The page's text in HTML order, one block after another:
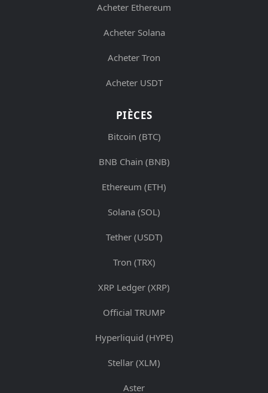
Acheter Ethereum
Acheter Solana
Acheter Tron
Acheter USDT
PIÈCES
Bitcoin (BTC)
BNB Chain (BNB)
Ethereum (ETH)
Solana (SOL)
Tether (USDT)
Tron (TRX)
XRP Ledger (XRP)
Official TRUMP
Hyperliquid (HYPE)
Stellar (XLM)
Aster